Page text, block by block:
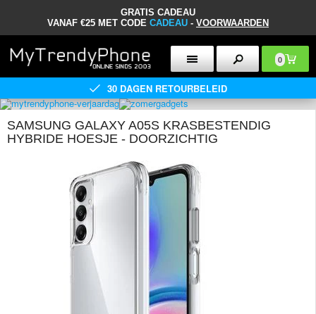
GRATIS CADEAU
VANAF €25 MET CODE CADEAU - VOORWAARDEN
0
30 DAGEN RETOURBELEID
SAMSUNG GALAXY A05S KRASBESTENDIG
HYBRIDE HOESJE - DOORZICHTIG